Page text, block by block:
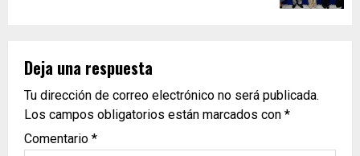
Deja una respuesta
Tu dirección de correo electrónico no será publicada.
Los campos obligatorios están marcados con *
Comentario *